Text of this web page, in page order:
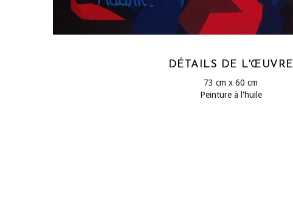
DÉTAILS DE L'ŒUVRE
73 cm x 60 cm
Peinture à l'huile